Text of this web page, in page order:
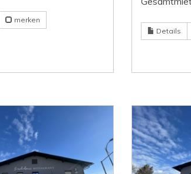
merken
Details